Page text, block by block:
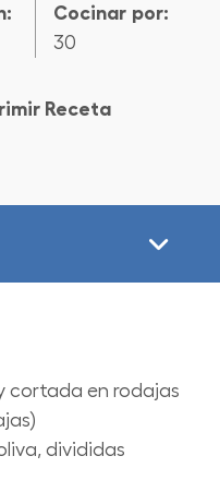
cocinar por:
30
Receta
cortada en rodajas
divididas